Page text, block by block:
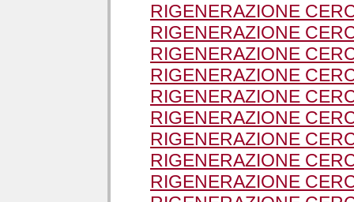
RIGENERAZIONE
RIGENERAZIONE
RIGENERAZIONE
RIGENERAZIONE
RIGENERAZIONE
RIGENERAZIONE
RIGENERAZIONE
RIGENERAZIONE
RIGENERAZIONE